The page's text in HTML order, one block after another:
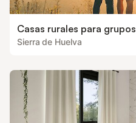
Casas rurales para grupos
Sierra de Huelva